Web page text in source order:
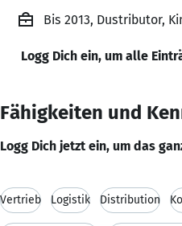
Bis 2013, Dustributor,
Logg Dich ein, um alle
Fähigkeiten und
Logg Dich jetzt ein, um das
Vertrieb Logistik Distribution